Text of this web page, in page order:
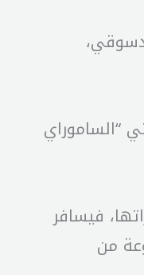
من الفيلم الياباني “الساموراي
فيسافر
من